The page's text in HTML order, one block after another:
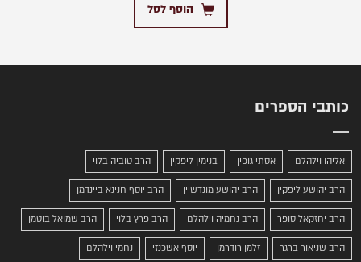
הוסף לסל
כותבי הספרים
אליהו וילהלם אסתי גופין בנימין ליפקין הרב טוביה בלוי
הרב יהושע ליפקין הרב יהושע מונדשיין הרב יוסף חנינא ביינדמן
הרב יחזקאל סופר הרב נחמיה וילהלם הרב פרץ בלוי הרב שמואל בוטמן
הרב שניאור ברגר זלמן רודרמן יוסף אשכנזי נחמי וילהלם